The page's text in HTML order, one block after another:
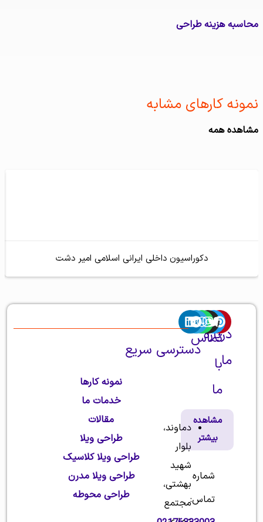
هزینه طراحی
کارهای مشابه
همه
دکوراسیون داخلی ایرانی اسلامی امیر دشت
درباره
شرکت
طراحی
مشاهده
بیشتر
تماس
با
دماوند،
بلوار
شهید
بهشتی،
مجتمع
شماره
تماس:
دسترسی سریع
نمونه کارها
خدمات ما
مقالات
طراحی ویلا
طراحی ویلا کلاسیک
طراحی ویلا مدرن
طراحی محوطه